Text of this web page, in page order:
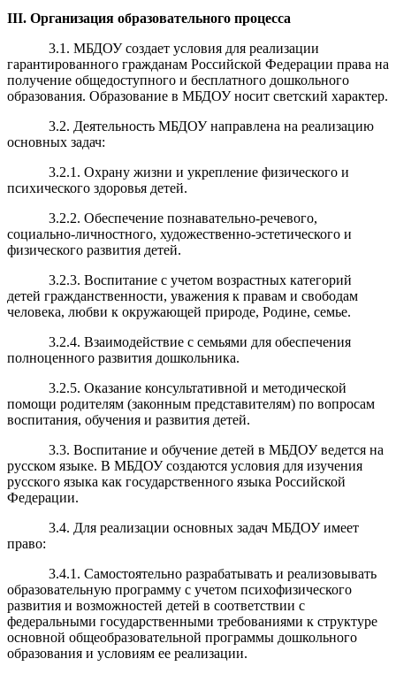
III. Организация образовательного процесса
3.1. МБДОУ создает условия для реализации
гарантированного гражданам Российской Федерации права на
получение общедоступного и бесплатного дошкольного
образования. Образование в МБДОУ носит светский характер.
3.2. Деятельность МБДОУ направлена на реализацию
основных задач:
3.2.1. Охрану жизни и укрепление физического и
психического здоровья детей.
3.2.2. Обеспечение познавательно-речевого,
социально-личностного, художественно-эстетического и
физического развития детей.
3.2.3. Воспитание с учетом возрастных категорий
детей гражданственности, уважения к правам и свободам
человека, любви к окружающей природе, Родине, семье.
3.2.4. Взаимодействие с семьями для обеспечения
полноценного развития дошкольника.
3.2.5. Оказание консультативной и методической
помощи родителям (законным представителям) по вопросам
воспитания, обучения и развития детей.
3.3. Воспитание и обучение детей в МБДОУ ведется на
русском языке. В МБДОУ создаются условия для изучения
русского языка как государственного языка Российской
Федерации.
3.4. Для реализации основных задач МБДОУ имеет
право:
3.4.1. Самостоятельно разрабатывать и реализовывать
образовательную программу с учетом психофизического
развития и возможностей детей в соответствии с
федеральными государственными требованиями к структуре
основной общеобразовательной программы дошкольного
образования и условиям ее реализации.